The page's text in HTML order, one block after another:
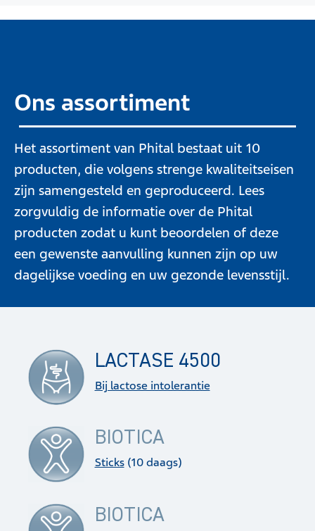
Ons assortiment
Het assortiment van Phital bestaat uit 10
producten, die volgens strenge kwaliteitseisen
zijn samengesteld en geproduceerd. Lees
zorgvuldig de informatie over de Phital
producten zodat u kunt beoordelen of deze
een gewenste aanvulling kunnen zijn op uw
dagelijkse voeding en uw gezonde levensstijl.
LACTASE 4500
Bij lactose intolerantie
BIOTICA
Sticks(10 daags)
BIOTICA